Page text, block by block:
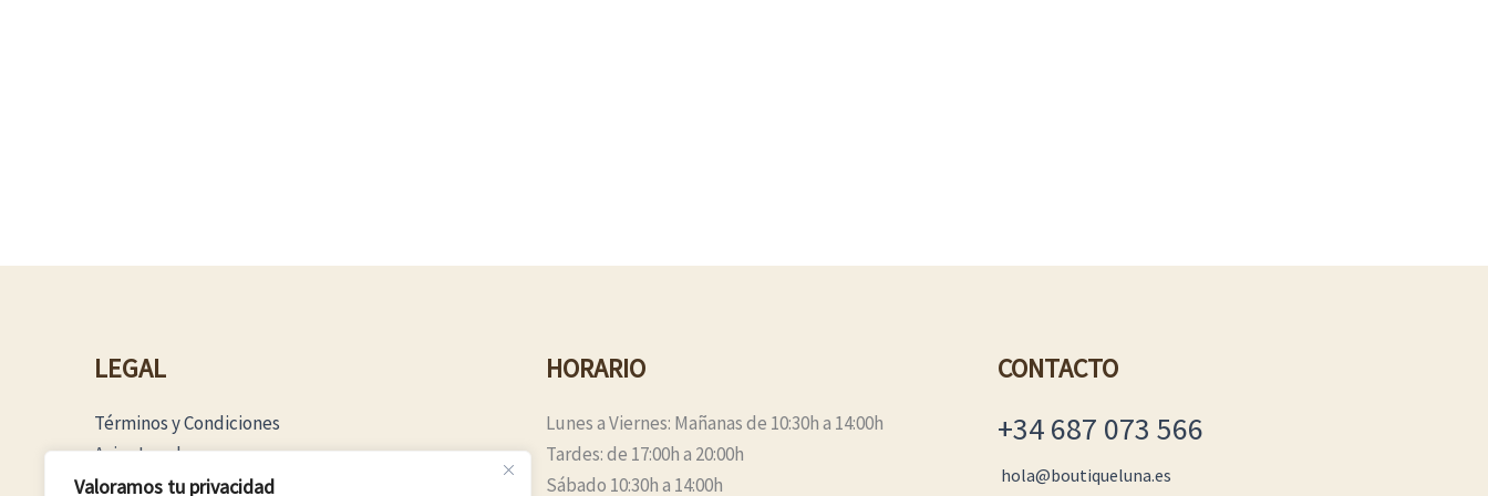
Valoramos tu privacidad
LEGAL
Términos y Condiciones
Aviso Legal
Política Privacidad
HORARIO
Lunes a Viernes: Mañanas de 10:30h a 14:00h
Tardes: de 17:00h a 20:00h
Sábado 10:30h a 14:00h
CONTACTO
+34 687 073 566
hola@boutiqueluna.es